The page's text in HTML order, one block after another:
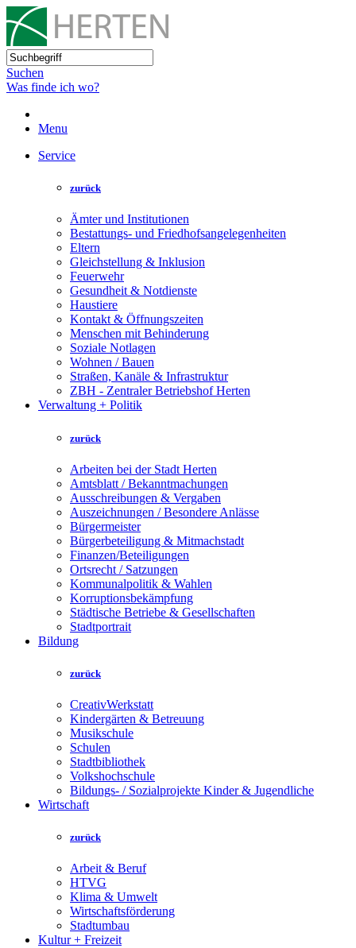
Suchen
Was finde ich wo?
Menu
Service
zurück
Ämter und Institutionen
Bestattungs- und Friedhofsangelegenheiten
Eltern
Gleichstellung & Inklusion
Feuerwehr
Gesundheit & Notdienste
Haustiere
Kontakt & Öffnungszeiten
Menschen mit Behinderung
Soziale Notlagen
Wohnen / Bauen
Straßen, Kanäle & Infrastruktur
ZBH - Zentraler Betriebshof Herten
Verwaltung + Politik
zurück
Arbeiten bei der Stadt Herten
Amtsblatt / Bekanntmachungen
Ausschreibungen & Vergaben
Auszeichnungen / Besondere Anlässe
Bürgermeister
Bürgerbeteiligung & Mitmachstadt
Finanzen/Beteiligungen
Ortsrecht / Satzungen
Kommunalpolitik & Wahlen
Korruptionsbekämpfung
Städtische Betriebe & Gesellschaften
Stadtportrait
Bildung
zurück
CreativWerkstatt
Kindergärten & Betreuung
Musikschule
Schulen
Stadtbibliothek
Volkshochschule
Bildungs- / Sozialprojekte Kinder & Jugendliche
Wirtschaft
zurück
Arbeit & Beruf
HTVG
Klima & Umwelt
Wirtschaftsförderung
Stadtumbau
Kultur + Freizeit